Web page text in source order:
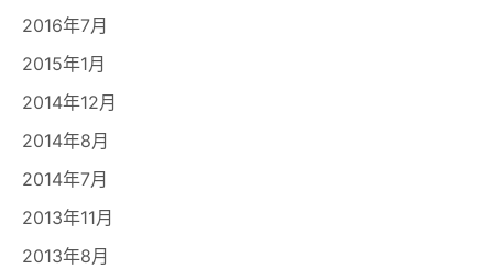
2016年7月
2015年1月
2014年12月
2014年8月
2014年7月
2013年11月
2013年8月